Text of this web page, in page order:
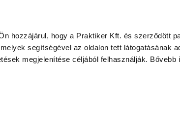
hozzájárul, hogy a Praktiker Kft. és szerződött
segítségével az oldalon tett látogatásának
megjelenítése céljából felhasználják. Bővebb
Szakiajánló Ügyintézés és Információ